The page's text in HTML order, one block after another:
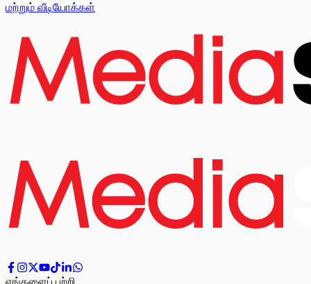
மற்றும் வீடியோக்கள்
எங்களைப் பற்றி